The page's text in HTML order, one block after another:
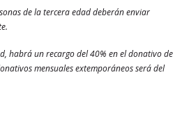
de la tercera edad deberán enviar
habrá un recargo del 40% en el donativo de
mensuales extemporáneos será del